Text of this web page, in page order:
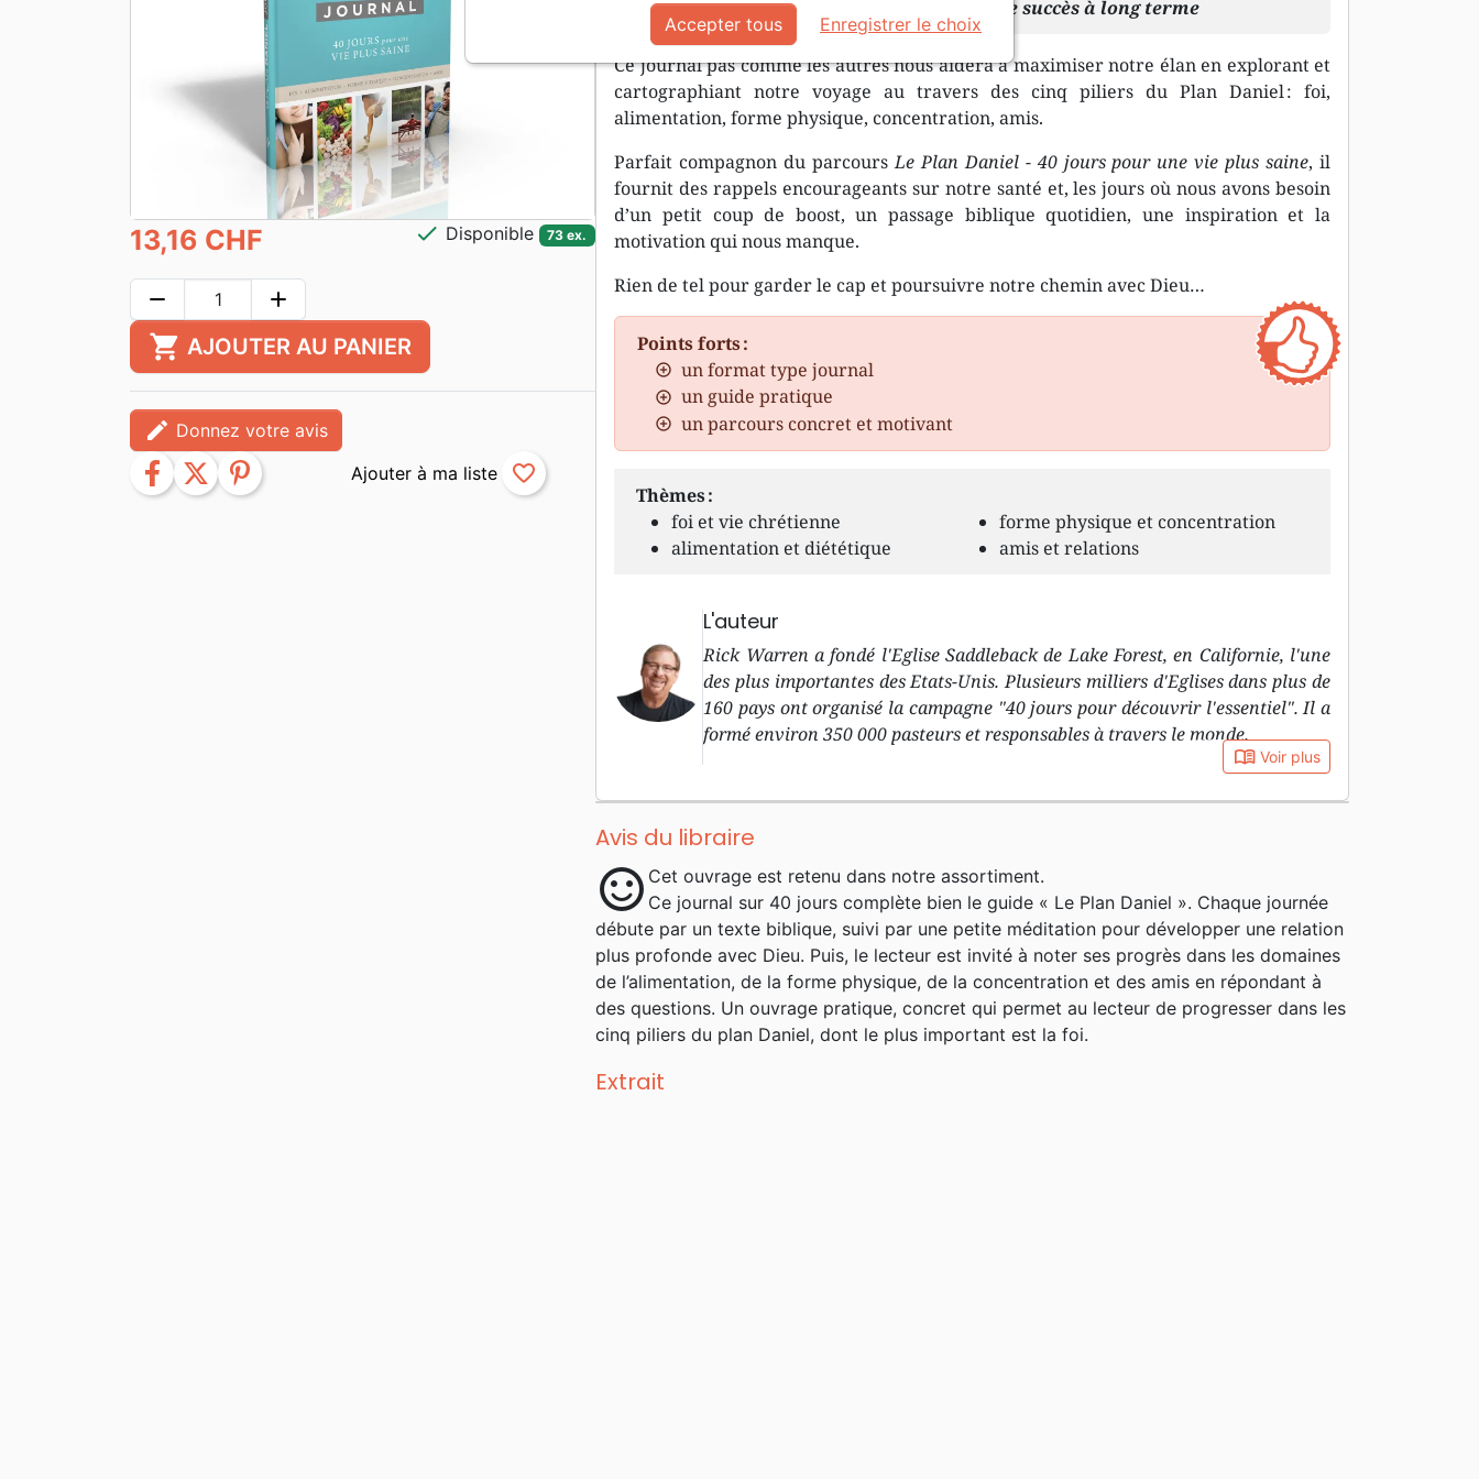
physique contribue grandement à notre succès à long terme
Ce journal pas comme les autres nous aidera à maximiser notre élan en explorant et
cartographiant notre voyage au travers des cinq piliers du Plan Daniel : foi,
alimentation, forme physique, concentration, amis.
Parfait compagnon du parcoursLe Plan Daniel - 40 jours pour une vie plus saine, il
fournit des rappels encourageants sur notre santé et, les jours où nous avons besoin
d’un petit coup de boost, un passage biblique quotidien, une inspiration et la
motivation qui nous manque.
Rien de tel pour garder le cap et poursuivre notre chemin avec Dieu…
Points forts :
un format type journal
un guide pratique
un parcours concret et motivant
Thèmes :
foi et vie chrétienne
alimentation et diététique
forme physique et concentration
amis et relations
L'auteur
Rick Warren a fondé l'Eglise Saddleback de Lake Forest, en Californie, l'une
des plus importantes des Etats-Unis. Plusieurs milliers d'Eglises dans plus de
160 pays ont organisé la campagne "40 jours pour découvrir l'essentiel". Il a
formé environ 350 000 pasteurs et responsables à travers le monde.
book_open Voir plus
Avis du libraire
sentiment_satisfied Cet ouvrage est retenu dans notre assortiment.
Ce journal sur 40 jours complète bien le guide « Le Plan Daniel ». Chaque journée
débute par un texte biblique, suivi par une petite méditation pour développer une relation
plus profonde avec Dieu. Puis, le lecteur est invité à noter ses progrès dans les domaines
de l’alimentation, de la forme physique, de la concentration et des amis en répondant à
des questions. Un ouvrage pratique, concret qui permet au lecteur de progresser dans les
cinq piliers du plan Daniel, dont le plus important est la foi.
Extrait
13,16 CHF check Disponible 73 ex.
remove add
shopping_cart AJOUTER AU PANIER
edit Donnez votre avis
facebook twitter pinterest favorite_border
Accepter tous Enregistrer le choix